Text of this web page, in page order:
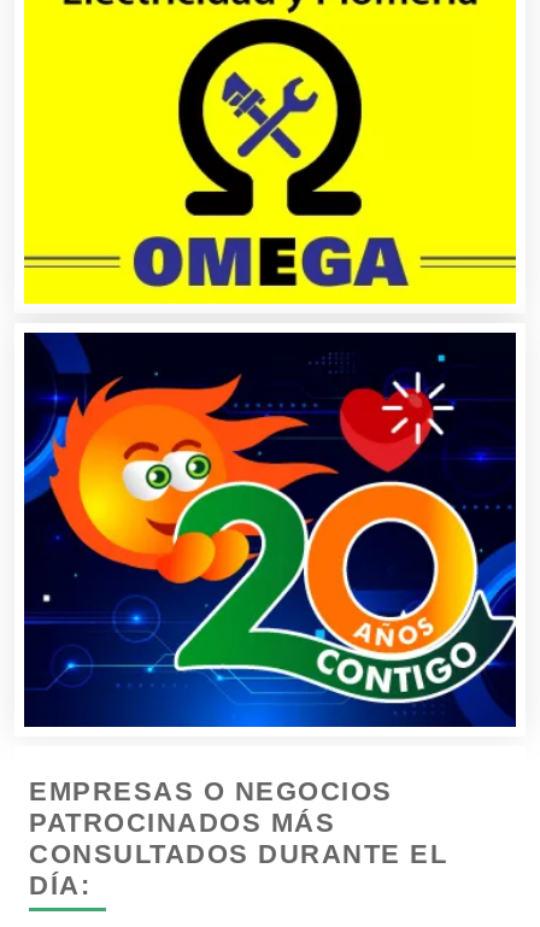
Basculas
Bordados y Estampados
Boutiques
Buceo
Cafeterías
Cajas de Ahorro
Cámaras de Comercio
Camiones para Fletes
Cancelería de Aluminio
EMPRESAS O NEGOCIOS
PATROCINADOS MÁS
CONSULTADOS DURANTE EL
DÍA: